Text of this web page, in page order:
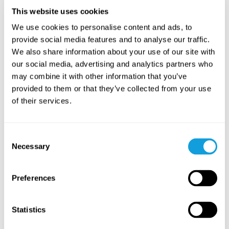
This website uses cookies
We use cookies to personalise content and ads, to
provide social media features and to analyse our traffic.
We also share information about your use of our site with
our social media, advertising and analytics partners who
may combine it with other information that you’ve
provided to them or that they’ve collected from your use
of their services.
Selection
Necessary
Preferences
Statistics
Aiheeseen liittyvät kokoelmat
oro i vardagen.
vill lära
förbättra